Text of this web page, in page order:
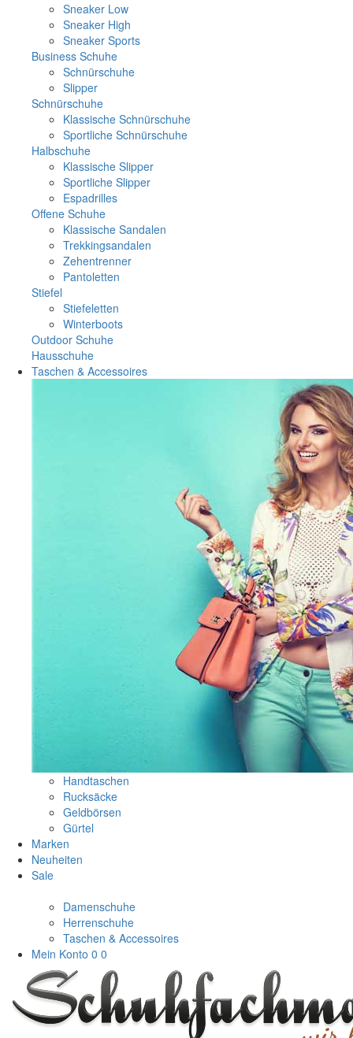
Sneaker Low
Sneaker High
Sneaker Sports
Business Schuhe
Schnürschuhe
Slipper
Schnürschuhe
Klassische Schnürschuhe
Sportliche Schnürschuhe
Halbschuhe
Klassische Slipper
Sportliche Slipper
Espadrilles
Offene Schuhe
Klassische Sandalen
Trekkingsandalen
Zehentrenner
Pantoletten
Stiefel
Stiefeletten
Winterboots
Outdoor Schuhe
Hausschuhe
Taschen & Accessoires
Handtaschen
Rucksäcke
Geldbörsen
Gürtel
Marken
Neuheiten
Sale
Damenschuhe
Herrenschuhe
Taschen & Accessoires
Mein Konto 0 0